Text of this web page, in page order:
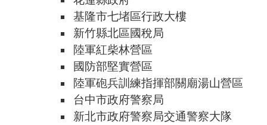
基隆市七堵區行政大樓
新竹縣北區國稅局
陸軍紅柴林營區
國防部堅實營區
陸軍砲兵訓練指揮部關廟湯山營區
台中市政府警察局
新北市政府警察局交通警察大隊